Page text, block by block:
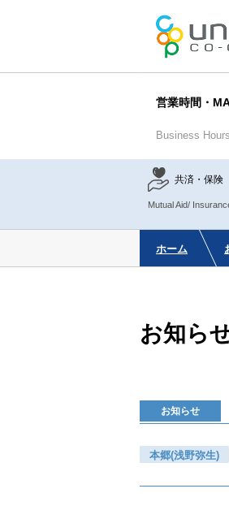
営業時間・
Business
共済・保険
Mutual Aid/
ホーム
お知ら
お知らせ
本郷(浅野弥生)